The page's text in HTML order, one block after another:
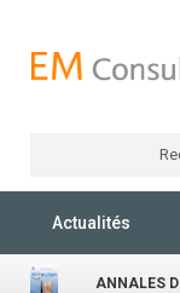
Actualités
ANNALES